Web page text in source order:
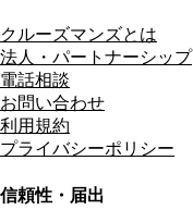
クルーズマンズとは
法人・パートナーシップ
電話相談
お問い合わせ
利用規約
プライバシーポリシー
信頼性・届出